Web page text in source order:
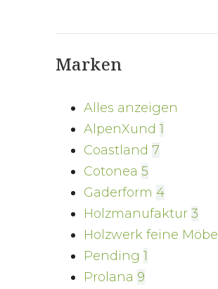
Marken
Alles anzeigen
AlpenXund 1
Coastland 7
Cotonea 5
Gaderform 4
Holzmanufaktur 3
Holzwerk feine Möbel
Pending 1
Prolana 9